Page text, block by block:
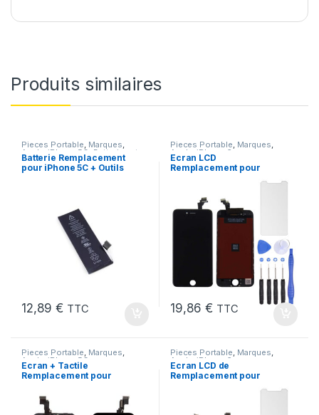
Produits similaires
Pieces Portable, Marques,
Apple iPhone 5C Batteries et
chargeurs,Batteries Apple
Batterie Remplacement
pour iPhone 5C + Outils
12,89€ TTC
Pieces Portable, Marques,
Apple iPhone 6
Ecran LCD
Remplacement pour
19,86€ TTC
Pieces Portable, Marques,
Apple iPhone 5C
Ecran + Tactile
Remplacement pour
sur Chassis + Outils
Pieces Portable, Marques,
Apple iPhone 6
Ecran LCD de
Remplacement pour